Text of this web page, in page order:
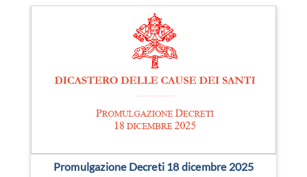
Promulgazione Decreti 18 dicembre 2025